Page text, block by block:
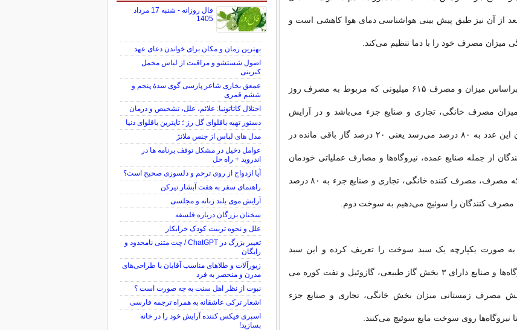
بعد از آن نیز طبق پیش بینی هواشناسی دمای هوا کاهشی است و
میزان مصرف خود را با دما تنظیم می‌کند.
توکلی افزود: ۷۲ درصد براساس میزان و مصرف ۶۱۵ میلیونی که مربوط به مصرف روز
مصرف خانگی، تجاری و صنایع جزء می‌باشد و در آرایش
مصرف در فصل زمستان این عدد به ۸۰ درصد می‌رسد یعنی ۲۰ درصد گاز باقی مانده در
از جمله صنایع عمده، نیروگاه‌ها و مصارف عملیاتی خودمان
مصرف می‌کند و وقتی که مصرف، مصرف کننده خانگی، تجاری و صنایع جزء به ۸۰ درصد
مصرف کنندگان را سوئیچ می‌دهیم به سوخت دوم.
صورت یکپارچه یک سبد سوخت را تعریف کرده و این سبد
سوخت در ارتباط با نیروگاه‌ها و صنایع دارای ۳ بخش گاز طبیعی، گازوئیل و نفت کوره می
مصرف زمستانی میزان بخش خانگی، تجاری و صنایع جزء
نیروگاه‌ها روی سوخت مایع سوئیچ می‌کنند.
فال روزانه - شنبه 17 مرداد
1405
بهترین زمان و مکان برای خواندن دعای عهد
اصول شستشو و مراقبت از لباس مخمل
کبریتی
عمعق بخاری شاعر پارسی گوی سدهٔ پنجم و
ششم قمری
اختلال کاتاتونیا: علائم، علل، تشخیص و درمان
دستور تهیه باقلوای گل رز ؛ تاپترین باقلوای دنیا
مدل های لباس از جنس ملانژ
عوامل دخیل در مشکل توقف برنامه ها در
اندروید + راه حل
آیا ازدواج از روی ترحم و دلسوزی صحیح است؟
راهنمای سفر به هفت آبشار تیرکن
آرایش موی بلند زنانه و مجلسی
سخنان بزرگان درباره فلسفه
علل و نحوه تربیت کودک خرابکار
تغییر بزرگ در ChatGPT / چت متنی نامحدود و
رایگان
زیورآلات و طلاهای مناسب آقایان با طراحی‌های
مدرن و منحصر به فرد
نبوت از نظر اهل سنت به چه صورت است ؟
اشعار ترکی عاشقانه به همراه ترجمه فارسی
اسپری فیکس کننده آرایش خود را در خانه
بسازید!